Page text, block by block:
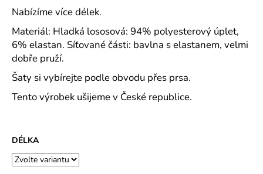
Nabízíme více délek.
Materiál: Hladká lososová: 94% polyesterový úplet,
6% elastan. Síťované části: bavlna s elastanem, velmi
dobře pruží.
Šaty si vybírejte podle obvodu přes prsa.
Tento výrobek ušijeme v České republice.
DÉLKA
MAJKA
TEXTILNÍ
KŮŽE
-
JEDNODUCHÝ
KABÁTEK
1
290
Kč